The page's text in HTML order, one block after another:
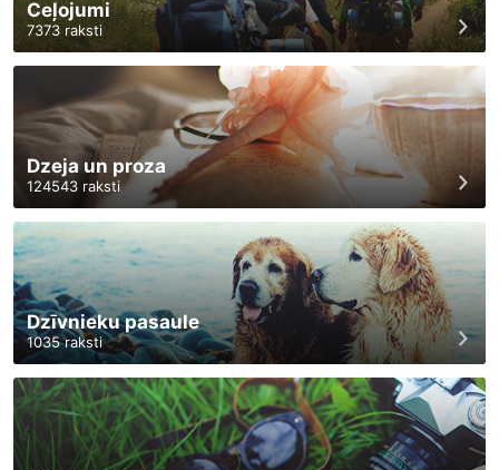
Ceļojumi
7373 raksti
Dzeja un proza
124543 raksti
Dzīvnieku pasaule
1035raksti